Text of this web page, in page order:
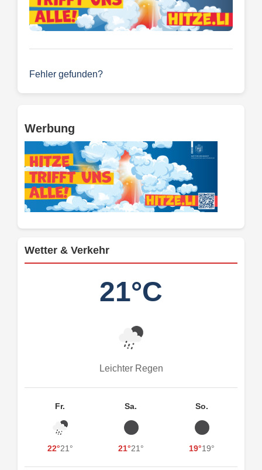
Fehler gefunden?
Werbung
Wetter & Verkehr
21°C
Leichter Regen
Fr.
22°21°
Sa.
21°21°
So.
19°19°